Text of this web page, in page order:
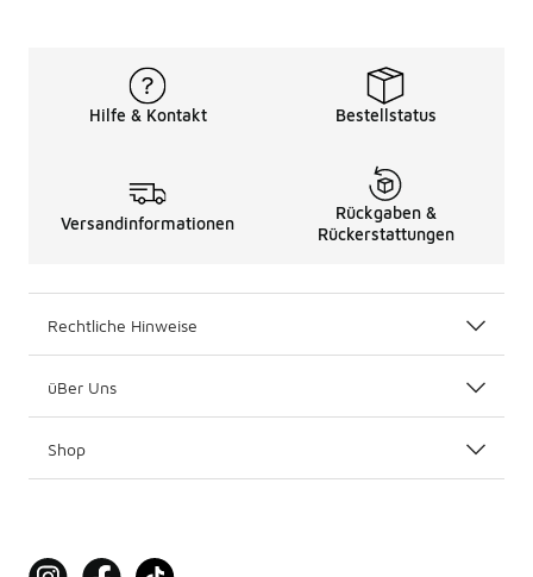
Hilfe & Kontakt Bestellstatus
Versandinformationen
Rückgaben &
Rückerstattungen
Rechtliche Hinweise
üBer Uns
Shop